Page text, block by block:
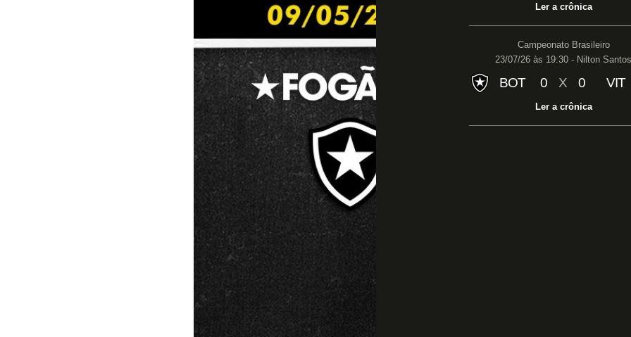
Ler a crônica
Campeonato Brasileiro
23/07/26 às 19:30 - Nilton Santos
BOT 0 X 0 VIT
Ler a crônica